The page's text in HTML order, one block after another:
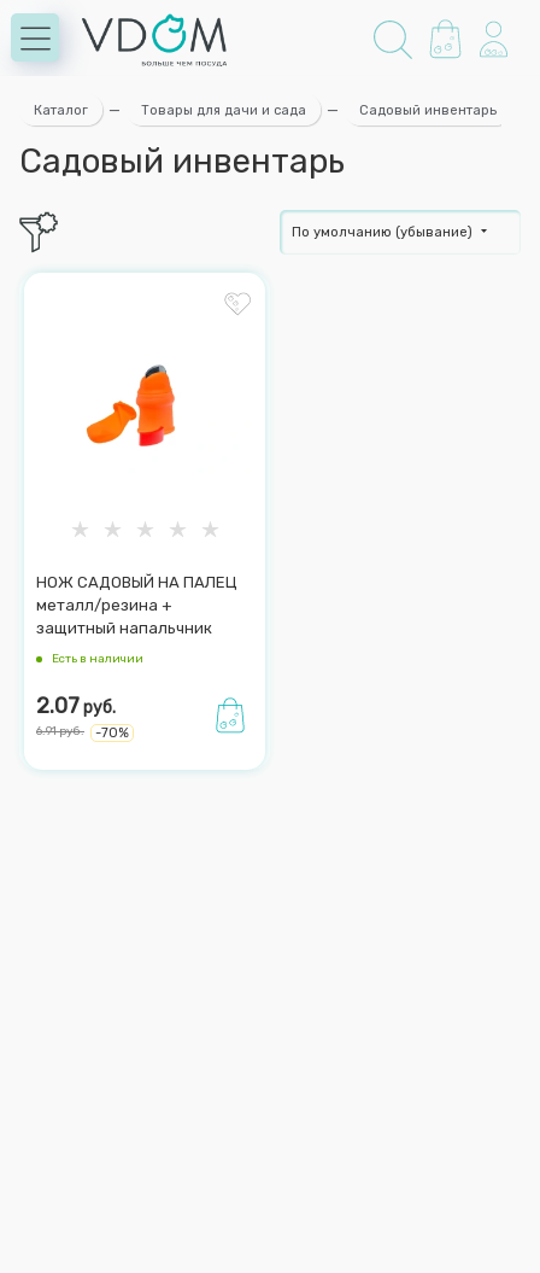
Каталог — Товары для дачи и сада — Садовый инвентарь
Садовый инвентарь
По умолчанию (убывание)
НОЖ САДОВЫЙ НА ПАЛЕЦ
металл/резина +
защитный напальчник
Есть в наличии
2.07руб.
6.91руб. -70%